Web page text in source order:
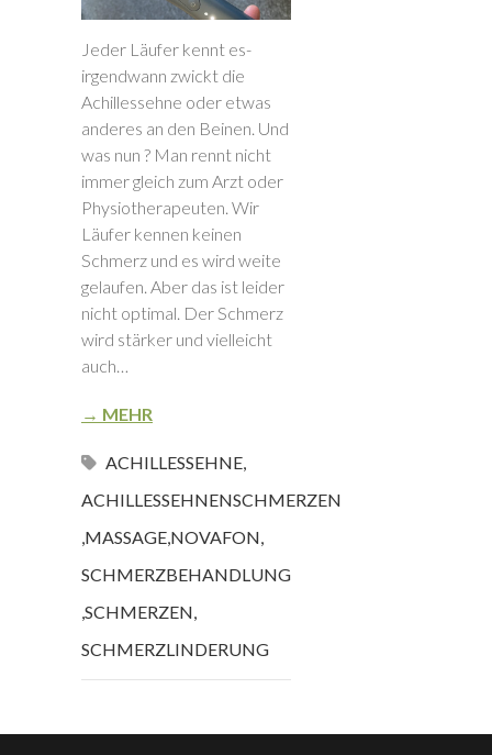
Jeder Läufer kennt es-
irgendwann zwickt die
Achillessehne oder etwas
anderes an den Beinen. Und
was nun ? Man rennt nicht
immer gleich zum Arzt oder
Physiotherapeuten. Wir
Läufer kennen keinen
Schmerz und es wird weite
gelaufen. Aber das ist leider
nicht optimal. Der Schmerz
wird stärker und vielleicht
auch…
→ MEHR
ACHILLESSEHNE,
ACHILLESSEHNENSCHMERZEN
,MASSAGE,NOVAFON,
SCHMERZBEHANDLUNG
,SCHMERZEN,
SCHMERZLINDERUNG